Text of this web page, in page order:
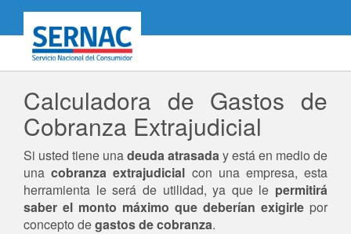
SERNAC
Calculadora de Gastos de
Cobranza Extrajudicial
Si usted tiene unadeuda atrasaday está en medio de
unacobranza extrajudicial con una empresa, esta
herramienta le será de utilidad, ya que le permitirá
saber el monto máximo que deberían exigirle por
concepto degastos de cobranza.